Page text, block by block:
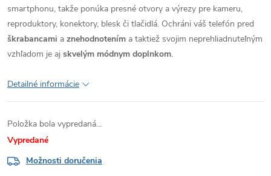
smartphonu, takže ponúka presné otvory a výrezy pre kameru,
reproduktory, konektory, blesk či tlačidlá. Ochráni váš telefón pred
škrabancami a znehodnotením a taktiež svojim neprehliadnuteľným
vzhľadom je aj skvelým módnym doplnkom.
Detailné informácie
Položka bola vypredaná…
Vypredané
Možnosti doručenia